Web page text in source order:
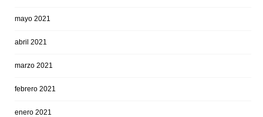
mayo 2021
abril 2021
marzo 2021
febrero 2021
enero 2021